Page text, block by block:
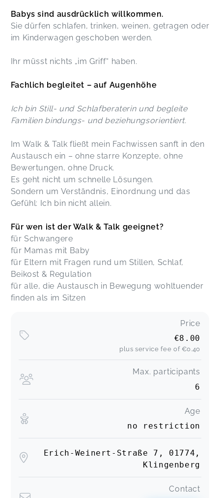
Babys sind ausdrücklich willkommen.
Sie dürfen schlafen, trinken, weinen, getragen oder
im Kinderwagen geschoben werden.
Ihr müsst nichts „im Griff“ haben.
Fachlich begleitet – auf Augenhöhe
Ich bin Still- und Schlafberaterin und begleite
Familien bindungs- und beziehungsorientiert.
Im Walk & Talk fließt mein Fachwissen sanft in den
Austausch ein – ohne starre Konzepte, ohne
Bewertungen, ohne Druck.
Es geht nicht um schnelle Lösungen.
Sondern um Verständnis, Einordnung und das
Gefühl: Ich bin nicht allein.
Für wen ist der Walk & Talk geeignet?
für Schwangere
für Mamas mit Baby
für Eltern mit Fragen rund um Stillen, Schlaf,
Beikost & Regulation
für alle, die Austausch in Bewegung wohltuender
finden als im Sitzen
Price
€8.00
plus service fee of €0.40
Max. participants
6
Age
no restriction
Erich-Weinert-Straße 7, 01774,
Klingenberg
Contact